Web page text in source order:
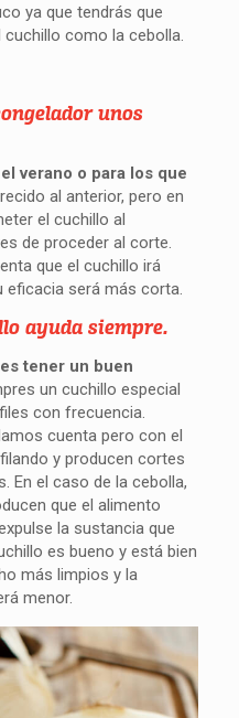
ya que tendrás que
como la cebolla.
unos
verano o para los que
al anterior, pero en
el cuchillo al
de proceder al corte.
que el cuchillo irá
eficacia será más corta.
ayuda siempre.
tener un buen
un cuchillo especial
con frecuencia.
cuenta pero con el
y producen cortes
En el caso de la cebolla,
que el alimento
la sustancia que
es bueno y está bien
más limpios y la
menor.